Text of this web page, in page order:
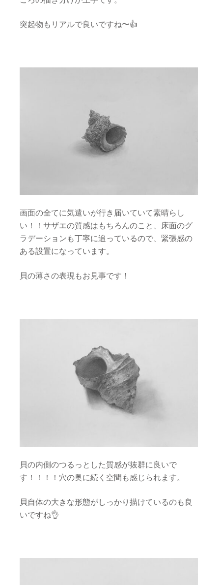
突起物もリアルで良いですね〜👍
画面の全てに気遣いが行き届いていて素晴らし
い！！サザエの質感はもちろんのこと、床面のグ
ラデーションも丁寧に追っているので、緊張感の
ある設置になっています。
貝の薄さの表現もお見事です！
貝の内側のつるっとした質感が抜群に良いで
す！！！！穴の奥に続く空間も感じられます。
貝自体の大きな形態がしっかり描けているのも良
いですね👌